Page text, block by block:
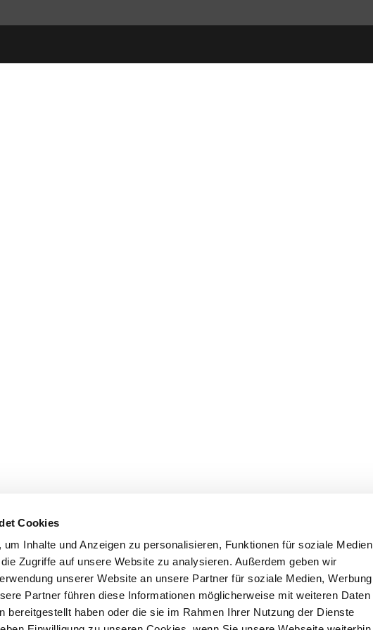
Cookies
Inhalte und Anzeigen zu personalisieren, Funktionen für soziale Medien
Zugriffe auf unsere Website zu analysieren. Außerdem geben wir
unserer Website an unsere Partner für soziale Medien, Werbung
Partner führen diese Informationen möglicherweise mit weiteren Daten
bereitgestellt haben oder die sie im Rahmen Ihrer Nutzung der Dienste